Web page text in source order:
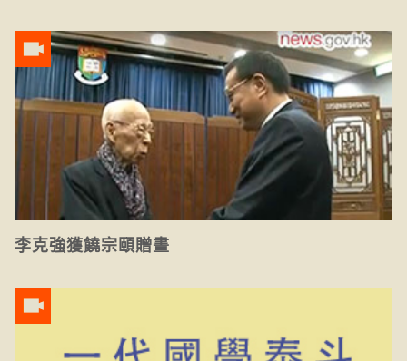
李克強獲饒宗頤贈畫